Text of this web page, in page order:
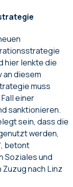
hier lenkte die
an diesem
muss
einer
sanktionieren.
sein, dass die
werden,
betont
Soziales und
nach Linz